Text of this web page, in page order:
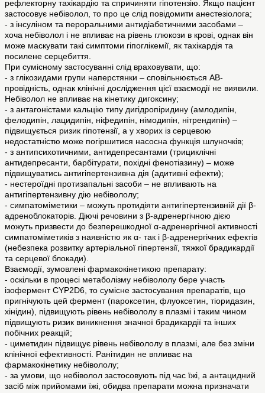
рефлекторну тахікардію та спричиняти гіпотензію. Якщо пацієнт
застосовує небіволол, то про це слід повідомити анестезіолога;
- з інсуліном та пероральними антидіабетичними засобами –
хоча небіволол і не впливає на рівень глюкози в крові, однак він
може маскувати такі симптоми гіпоглікемії, як тахікардія та
посилене серцебиття.
При сумісному застосуванні слід враховувати, що:
- з глікозидами групи наперстянки – сповільнюється АВ-
провідність, однак клінічні дослідження цієї взаємодії не виявили.
Небіволол не впливає на кінетику дигоксину;
- з антагоністами кальцію типу дигідропіридину (амлодипін,
фелодипін, лацидипін, ніфедипін, німодипін, нітрендипін) –
підвищується ризик гіпотензії, а у хворих із серцевою
недостатністю може погіршитися насосна функція шлуночків;
- з антипсихотичними, антидепресантами (трициклічні
антидепресанти, барбітурати, похідні фенотіазину) – може
підвищуватись антигіпертензивна дія (адитивні ефекти);
- нестероїдні протизапальні засоби – не впливають на
антигіпертензивну дію небівололу;
- симпатоміметики – можуть протидіяти антигіпертензивній дії β-
адреноблокаторів. Діючі речовини з β-адренергічною дією
можуть призвести до безперешкодної α-адренергічної активності
симпатоміметиків з наявністю як α- так і β-адренергічних ефектів
(небезпека розвитку артеріальної гіпертензії, тяжкої брадикардії
та серцевої блокади).
Взаємодії, зумовлені фармакокінетикою препарату:
- оскільки в процесі метаболізму небівололу бере участь
ізофермент CYP2D6, то сумісне застосування препаратів, що
пригнічують цей фермент (пароксетин, флуоксетин, тіоридазин,
хінідин), підвищують рівень небівололу в плазмі і таким чином
підвищують ризик виникнення значної брадикардії та інших
побічних реакцій;
- циметидин підвищує рівень небівололу в плазмі, але без зміни
клінічної ефективності. Ранітидин не впливає на
фармакокінетику небівололу;
- за умови, що небіволол застосовують під час їжі, а антацидний
засіб між прийомами їжі, обидва препарати можна призначати